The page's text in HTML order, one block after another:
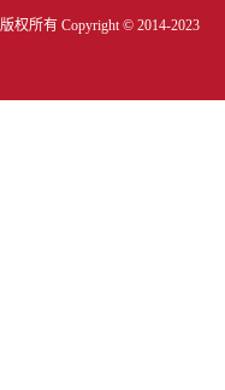
版权所有 Copyright © 2014-2023